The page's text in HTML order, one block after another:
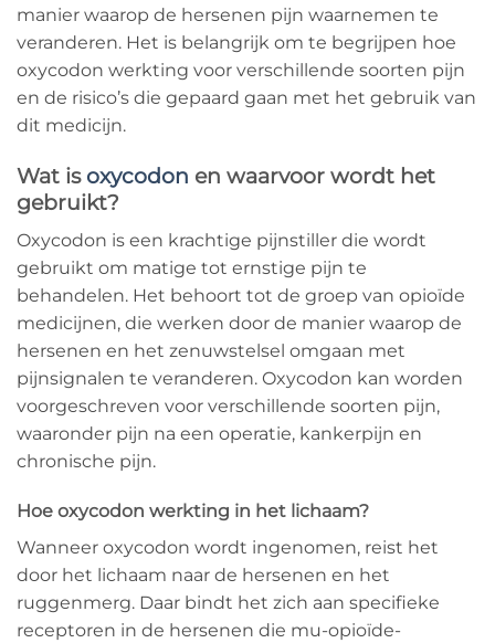
manier waarop de hersenen pijn waarnemen te
veranderen. Het is belangrijk om te begrijpen hoe
oxycodon werkting voor verschillende soorten pijn
en de risico’s die gepaard gaan met het gebruik van
dit medicijn.
Wat is oxycodon en waarvoor wordt het
gebruikt?
Oxycodon is een krachtige pijnstiller die wordt
gebruikt om matige tot ernstige pijn te
behandelen. Het behoort tot de groep van opioïde
medicijnen, die werken door de manier waarop de
hersenen en het zenuwstelsel omgaan met
pijnsignalen te veranderen. Oxycodon kan worden
voorgeschreven voor verschillende soorten pijn,
waaronder pijn na een operatie, kankerpijn en
chronische pijn.
Hoe oxycodon werkting in het lichaam?
Wanneer oxycodon wordt ingenomen, reist het
door het lichaam naar de hersenen en het
ruggenmerg. Daar bindt het zich aan specifieke
receptoren in de hersenen die mu-opioïde-